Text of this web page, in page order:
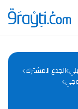
Catégories
d'actualités
الجدع المشترك